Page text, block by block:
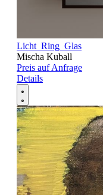
Licht_Ring_Glas
Mischa Kuball
Preis auf Anfrage
Details